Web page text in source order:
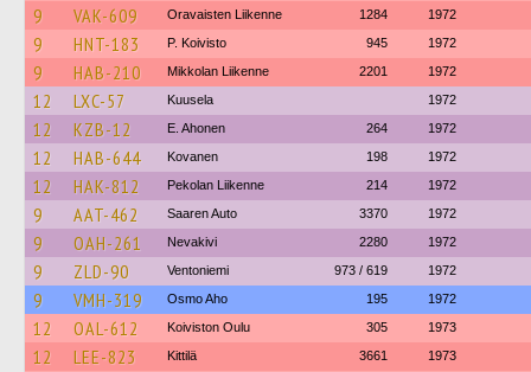
9 VAK-609 Oravaisten Liikenne 1284 1972
9 HNT-183 P. Koivisto 945 1972
9 HAB-210 Mikkolan Liikenne 2201 1972
12 LXC-57 Kuusela 1972
12 KZB-12 E. Ahonen 264 1972
12 HAB-644 Kovanen 198 1972
12 HAK-812 Pekolan Liikenne 214 1972
9 AAT-462 Saaren Auto 3370 1972
9 OAH-261 Nevakivi 2280 1972
9 ZLD-90 Ventoniemi 973 / 619 1972
9 VMH-319 Osmo Aho 195 1972
12 OAL-612 Koiviston Oulu 305 1973
12 LEE-823 Kittilä 3661 1973